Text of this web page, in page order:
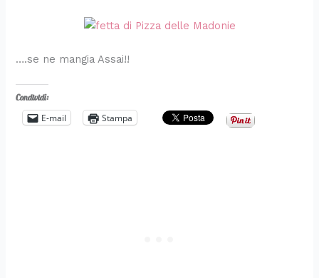
….se ne mangia Assai!!
Condividi:
E-mail Stampa